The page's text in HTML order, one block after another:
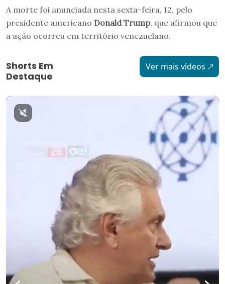
A morte foi anunciada nesta sexta-feira, 12, pelo
presidente americano Donald Trump, que afirmou que
a ação ocorreu em território venezuelano.
Shorts Em
Destaque
Ver mais vídeos